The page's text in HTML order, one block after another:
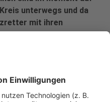
unterwegs und da
mit ihren